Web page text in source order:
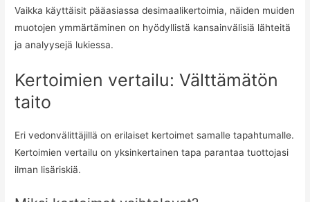
Vaikka käyttäisit pääasiassa desimaalikertoimia, näiden muiden
muotojen ymmärtäminen on hyödyllistä kansainvälisiä lähteitä
ja analyysejä lukiessa.
Kertoimien vertailu: Välttämätön
taito
Eri vedonvälittäjillä on erilaiset kertoimet samalle tapahtumalle.
Kertoimien vertailu on yksinkertainen tapa parantaa tuottojasi
ilman lisäriskiä.